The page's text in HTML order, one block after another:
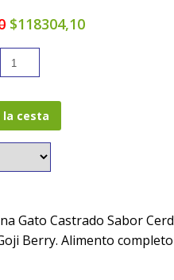
$118304,10
cesta
Gato Castrado Sabor
Berry. Alimento